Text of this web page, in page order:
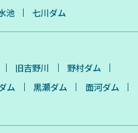
池 七川ダム
旧吉野川
野村ダム
ム 黒瀬ダム
面河ダム